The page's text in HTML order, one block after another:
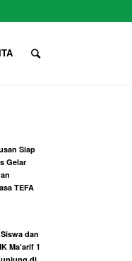
Siap
Gelar
TEFA
dan
Ma’arif 1